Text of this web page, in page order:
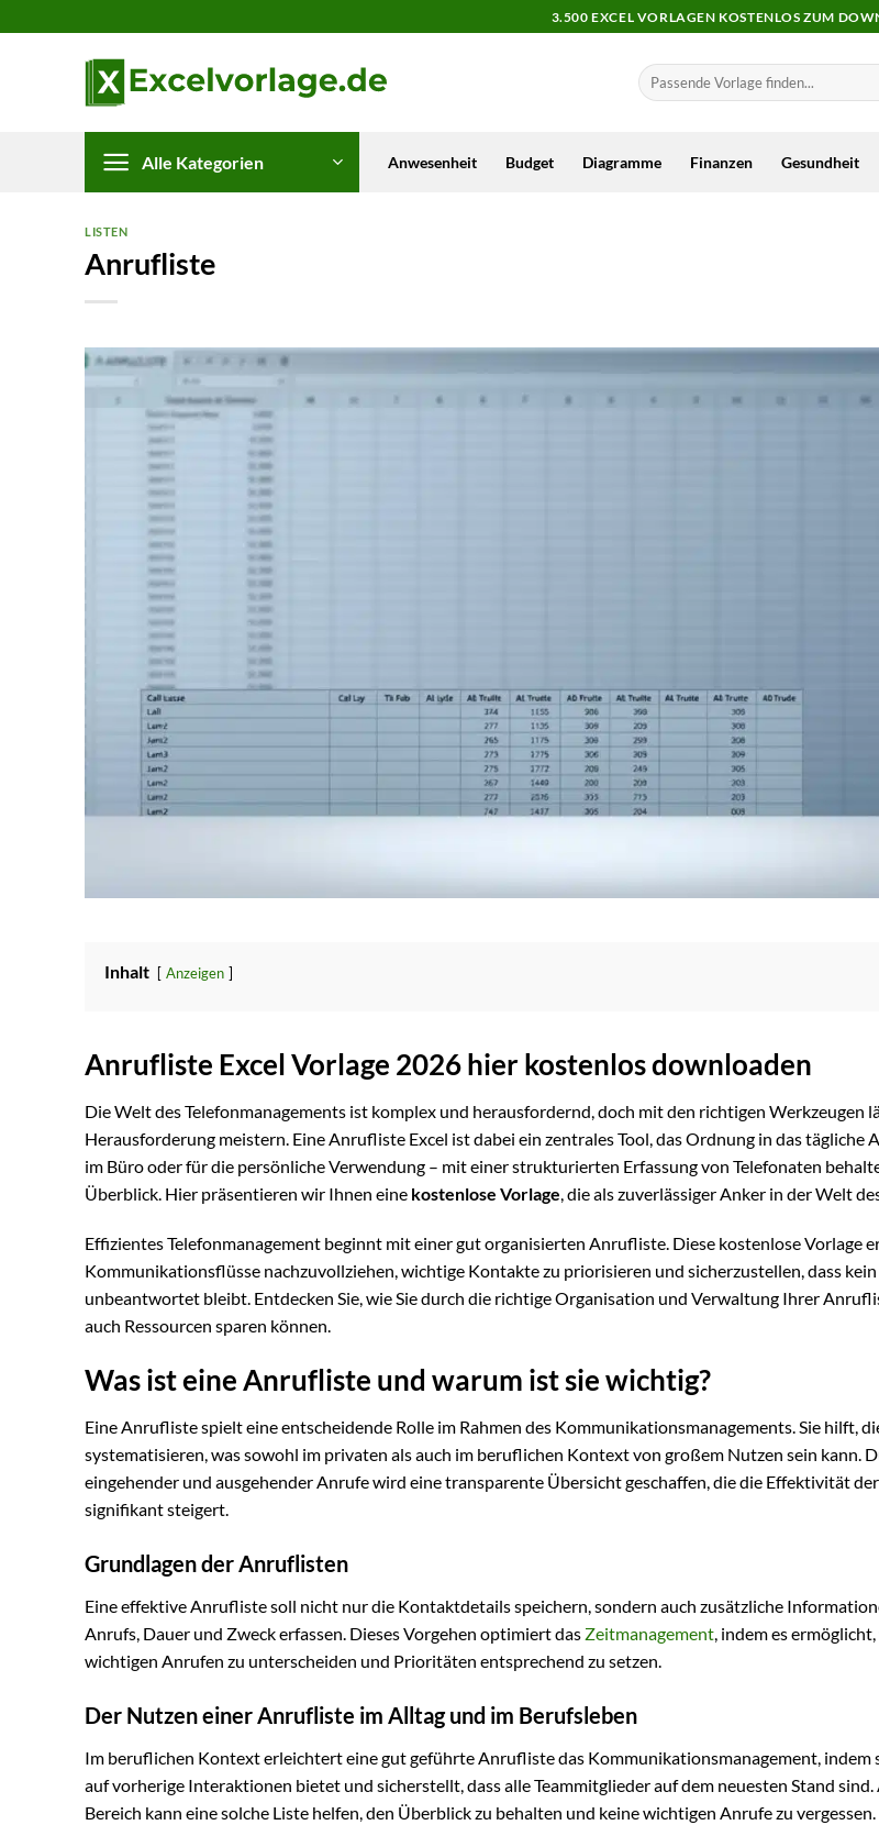
Inhalt
3.500 EXCEL VORLAGEN KOSTENLOS ZUM
Alle Kategorien Anwesenheit Budget Diagramme Finanzen Gesundheit
LISTEN
Anrufliste
Inhalt Anzeigen
Anrufliste Excel Vorlage 2026 hier kostenlos downloaden
Die Welt des Telefonmanagements ist komplex und herausfordernd, doch mit den richtigen Werkzeugen
Herausforderung meistern. Eine Anrufliste Excel ist dabei ein zentrales Tool, das Ordnung in das tägliche
im Büro oder für die persönliche Verwendung – mit einer strukturierten Erfassung von Telefonaten
Überblick. Hier präsentieren wir Ihnen eine kostenlose Vorlage , die als zuverlässiger Anker in der Welt
Effizientes Telefonmanagement beginnt mit einer gut organisierten Anrufliste. Diese kostenlose Vorlage
Kommunikationsflüsse nachzuvollziehen, wichtige Kontakte zu priorisieren und sicherzustellen, dass
unbeantwortet bleibt. Entdecken Sie, wie Sie durch die richtige Organisation und Verwaltung Ihrer
auch Ressourcen sparen können.
Was ist eine Anrufliste und warum ist sie wichtig?
Eine Anrufliste spielt eine entscheidende Rolle im Rahmen des Kommunikationsmanagements. Sie hilft,
systematisieren, was sowohl im privaten als auch im beruflichen Kontext von großem Nutzen sein kann.
eingehender und ausgehender Anrufe wird eine transparente Übersicht geschaffen, die die Effektivität
signifikant steigert.
Grundlagen der Anruflisten
Eine effektive Anrufliste soll nicht nur die Kontaktdetails speichern, sondern auch zusätzliche
Anrufs, Dauer und Zweck erfassen. Dieses Vorgehen optimiert das Zeitmanagement, indem es
wichtigen Anrufen zu unterscheiden und Prioritäten entsprechend zu setzen.
Der Nutzen einer Anrufliste im Alltag und im Berufsleben
Im beruflichen Kontext erleichtert eine gut geführte Anrufliste das Kommunikationsmanagement, indem
auf vorherige Interaktionen bietet und sicherstellt, dass alle Teammitglieder auf dem neuesten Stand
Bereich kann eine solche Liste helfen, den Überblick zu behalten und keine wichtigen Anrufe zu vergessen.